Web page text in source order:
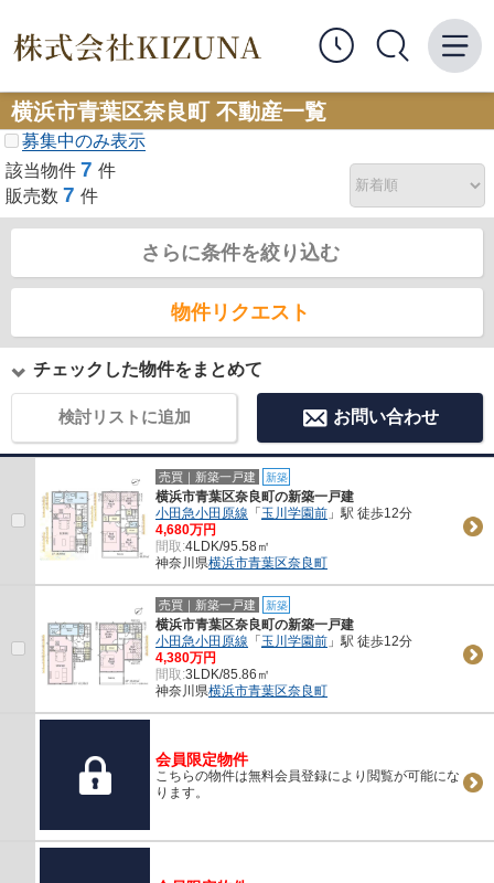
横浜市青葉区奈良町 不動産一覧
募集中のみ表示
該当物件 7 件
販売数 7 件
さらに条件を絞り込む
物件リクエスト
チェックした物件をまとめて
検討リストに追加 お問い合わせ
売買｜新築一戸建 新築
横浜市青葉区奈良町の新築一戸建
小田急小田原線 「玉川学園前 」駅 徒歩12分
4,680万円
間取:4LDK/95.58㎡
神奈川県横浜市青葉区奈良町
売買｜新築一戸建 新築
横浜市青葉区奈良町の新築一戸建
小田急小田原線 「玉川学園前 」駅 徒歩12分
4,380万円
間取:3LDK/85.86㎡
神奈川県横浜市青葉区奈良町
会員限定物件
こちらの物件は無料会員登録により閲覧が可能にな
ります。